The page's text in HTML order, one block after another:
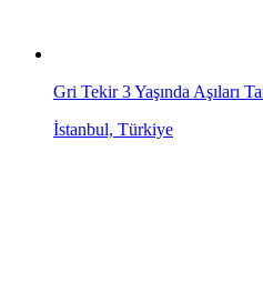
Gri Tekir 3 Yaşında Aşıları
İstanbul, Türkiye